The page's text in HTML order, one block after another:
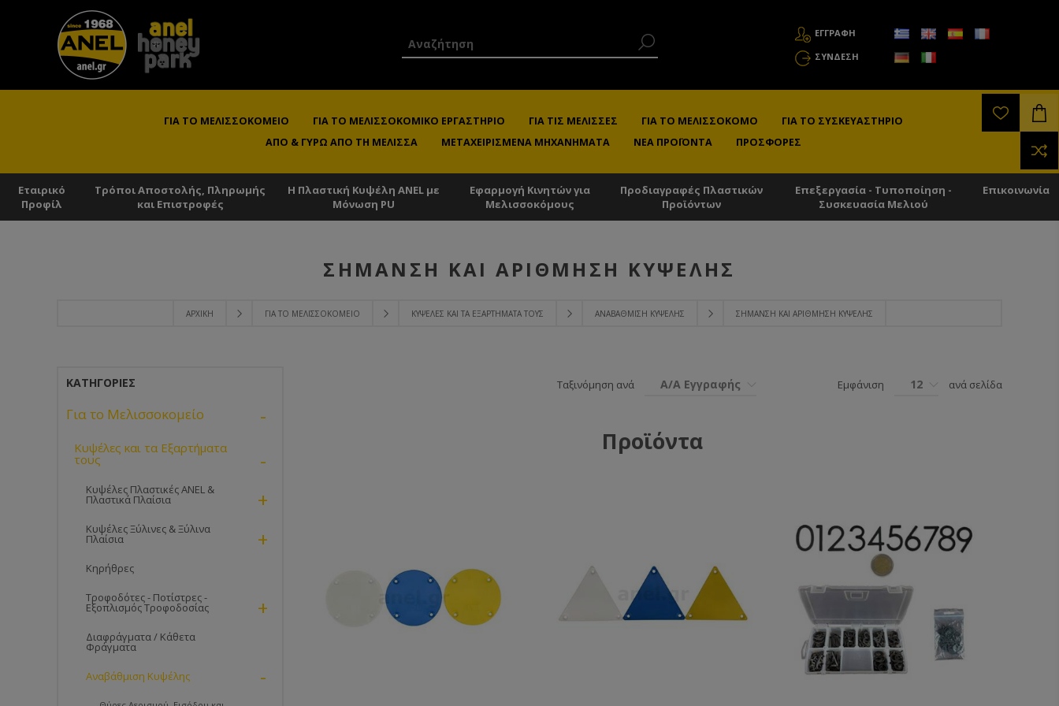
ΕΓΓΡΑΦΗ
ΣΎΝΔΕΣΗ
ΓΙΑ ΤΟ ΜΕΛΙΣΣΟΚΟΜΕΊΟ ΓΙΑ ΤΟ ΜΕΛΙΣΣΟΚΟΜΙΚΌ ΕΡΓΑΣΤΉΡΙΟ ΓΙΑ ΤΙΣ ΜΈΛΙΣΣΕΣ ΓΙΑ ΤΟ ΜΕΛΙΣΣΟΚΌΜΟ
ΓΙΑ ΤΟ ΣΥΣΚΕΥΑΣΤΉΡΙΟ
ΑΠΌ & ΓΎΡΩ ΑΠΌ ΤΗ ΜΈΛΙΣΣΑ
ΜΕΤΑΧΕΙΡΙΣΜΈΝΑ ΜΗΧΑΝΉΜΑΤΑ ΝΈΑ ΠΡΟΪΌΝΤΑ ΠΡΟΣΦΟΡΈΣ
Εταιρικό
Προφίλ
Τρόποι Αποστολής, Πληρωμής
και Επιστροφές
Η Πλαστική Κυψέλη ANEL με
Μόνωση PU
Εφαρμογή Κινητών για
Μελισσοκόμους
Προδιαγραφές Πλαστικών
Προϊόντων
Επεξεργασία - Τυποποίηση -
Συσκευασία Μελιού
Επικοινωνία
ΑΡΧΙΚΉ ΓΙΑ ΤΟ ΜΕΛΙΣΣΟΚΟΜΕΊΟ ΚΥΨΈΛΕΣ ΚΑΙ ΤΑ ΕΞΑΡΤΉΜΑΤΑ ΤΟΥΣ ΑΝΑΒΆΘΜΙΣΗ ΚΥΨΈΛΗΣ ΣΉΜΑΝΣΗ ΚΑΙ ΑΡΊΘΜΗΣΗ ΚΥΨΈΛΗΣ
ΣΉΜΑΝΣΗ ΚΑΙ ΑΡΊΘΜΗΣΗ ΚΥΨΈΛΗΣ
Ταξινόμηση ανά Α/Α Εγγραφής Εμφάνιση 12 ανά σελίδα
Προϊόντα
ΚΑΤΗΓΟΡΊΕΣ
Για το Μελισσοκομείο -
Κυψέλες και τα Εξαρτήματα
τους -
Κυψέλες Πλαστικές ANEL &
Πλαστικά Πλαίσια +
Κυψέλες Ξύλινες & Ξύλινα
Πλαίσια +
Κηρήθρες
Τροφοδότες - Ποτίστρες -
Εξοπλισμός Τροφοδοσίας +
Διαφράγματα / Κάθετα
Φράγματα
Αναβάθμιση Κυψέλης -